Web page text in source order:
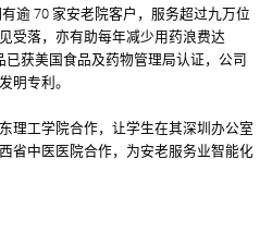
逾 70 家安老院客户，服务超过九万位
受落，亦有助每年减少用药浪费达
已获美国食品及药物管理局认证，公司
明专利。
理工学院合作，让学生在其深圳办公室
省中医医院合作，为安老服务业智能化